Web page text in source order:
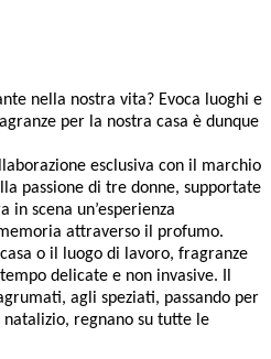
nella nostra vita? Evoca luoghi e
per la nostra casa è dunque
esclusiva con il marchio
passione di tre donne, supportate
scena un’esperienza
attraverso il profumo.
o il luogo di lavoro, fragranze
delicate e non invasive.
agli speziati, passando per
regnano su tutte le